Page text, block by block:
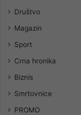
Društvo
Magazin
Sport
Crna hronika
Biznis
Smrtovnice
PROMO